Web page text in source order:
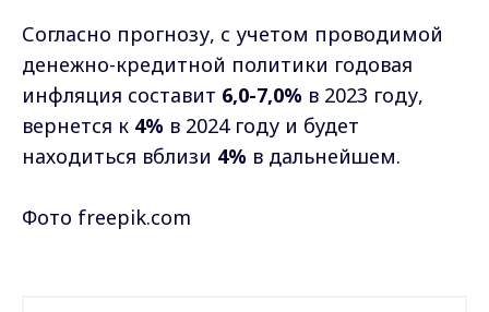
Согласно прогнозу, с учетом проводимой
денежно-кредитной политики годовая
инфляция составит 6,0-7,0% в 2023 году,
вернется к 4% в 2024 году и будет
находиться вблизи 4% в дальнейшем.
Фото freepik.com